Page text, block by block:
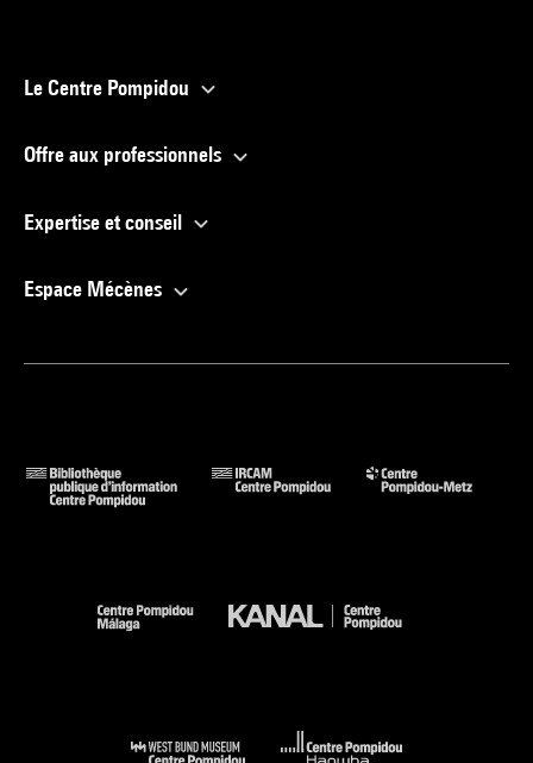
Le Centre Pompidou
Offre aux professionnels
Expertise et conseil
Espace Mécènes